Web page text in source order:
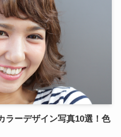
ラーデザイン写真10選！色